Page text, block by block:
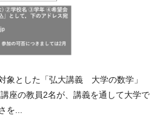
象とした「弘大講義 大学の数学」
座の教員2名が、講義を通して大学で
を...